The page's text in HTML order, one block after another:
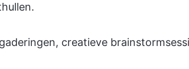
creatieve